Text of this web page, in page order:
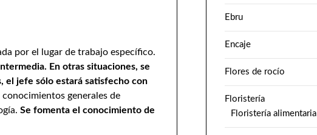
por el lugar de trabajo específico.
En otras situaciones, se
el jefe sólo estará satisfecho con
generales de
Se fomenta el conocimiento de
Ebru
Encaje
Flores de rocío
Floristería
Floristería alimentaria